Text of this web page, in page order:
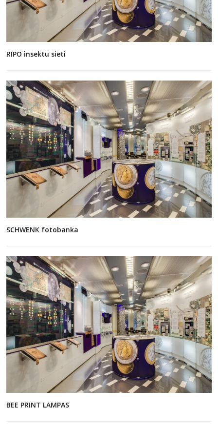
RIPO insektu sieti
SCHWENK fotobanka
BEE PRINT LAMPAS